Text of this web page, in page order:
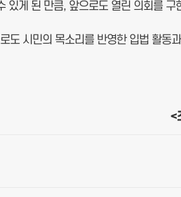
있게 된 만큼, 앞으로도 열린 의회를 구
도 시민의 목소리를 반영한 입법 활동
<